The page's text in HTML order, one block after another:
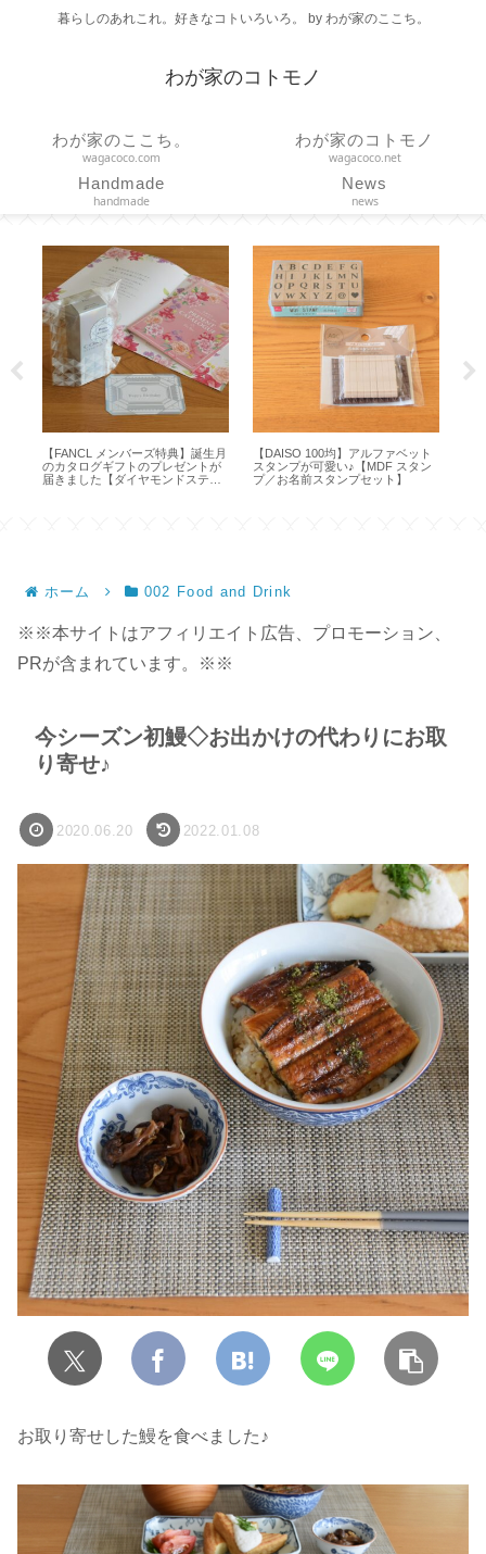
暮らしのあれこれ。好きなコトいろいろ。 by わが家のここち。
わが家のコトモノ
わが家のここち。
wagacoco.com
わが家のコトモノ
wagacoco.net
Handmade
handmade
News
news
メンバーズ特典】誕生月
ログギフトのプレゼントが
した【ダイヤモンドステー
【DAISO 100均】アルファベット
スタンプが可愛い♪【MDF スタン
プ／お名前スタンプセット】
【 VAKUEN 】
どれ？真空ポン
空保存容器【7
ホーム 002 Food and Drink
※※本サイトはアフィリエイト広告、プロモーション、
PRが含まれています。※※
今シーズン初鰻◇お出かけの代わりにお取
り寄せ♪
2020.06.20 2022.01.08
お取り寄せした鰻を食べました♪